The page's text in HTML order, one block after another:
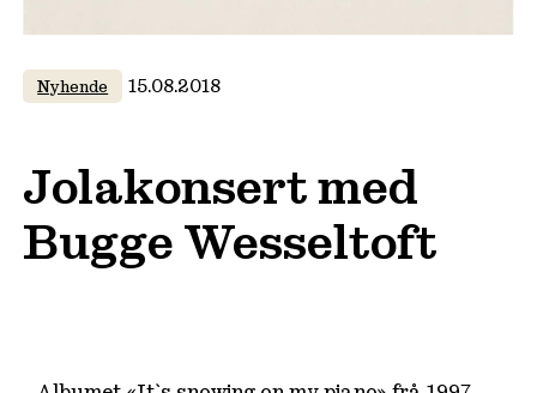
Nyhende 15.08.2018
Jolakonsert med
Bugge Wesseltoft